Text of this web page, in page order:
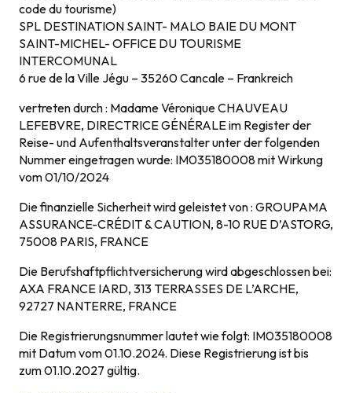
code du tourisme)
SPL DESTINATION SAINT- MALO BAIE DU MONT
SAINT-MICHEL- OFFICE DU TOURISME
INTERCOMUNAL
6 rue de la Ville Jégu – 35260 Cancale – Frankreich
vertreten durch : Madame Véronique CHAUVEAU
LEFEBVRE, DIRECTRICE GÉNÉRALE im Register der
Reise- und Aufenthaltsveranstalter unter der folgenden
Nummer eingetragen wurde: IM035180008 mit Wirkung
vom 01/10/2024
Die finanzielle Sicherheit wird geleistet von : GROUPAMA
ASSURANCE-CRÉDIT & CAUTION, 8-10 RUE D’ASTORG,
75008 PARIS, FRANCE
Die Berufshaftpflichtversicherung wird abgeschlossen bei:
AXA FRANCE IARD, 313 TERRASSES DE L’ARCHE,
92727 NANTERRE, FRANCE
Die Registrierungsnummer lautet wie folgt: IM035180008
mit Datum vom 01.10.2024. Diese Registrierung ist bis
zum 01.10.2027 gültig.